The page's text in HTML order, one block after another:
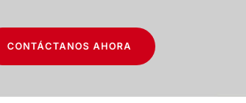
CONTÁCTANOS AHORA